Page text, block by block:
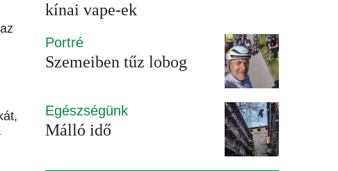
kínai vape-ek
Portré
Szemeiben tűz lobog
Egészségünk
Málló idő